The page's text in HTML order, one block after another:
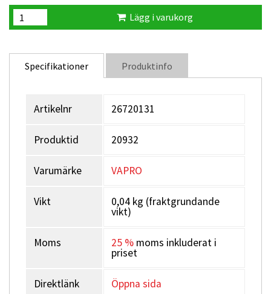
Lägg i varukorg
Specifikationer Produktinfo
Artikelnr 26720131
Produktid 20932
Varumärke VAPRO
Vikt 0,04 kg (fraktgrundande
vikt)
Moms 25 % moms inkluderat i
priset
Direktlänk Öppna sida